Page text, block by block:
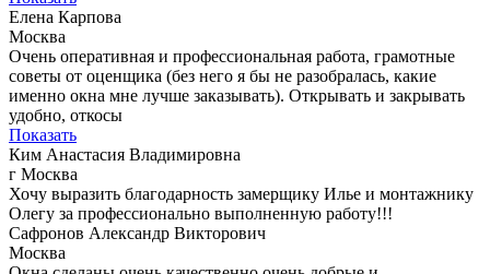
Елена Карпова
Москва
Очень оперативная и профессиональная работа, грамотные
советы от оценщика (без него я бы не разобралась, какие
именно окна мне лучше заказывать). Открывать и закрывать
удобно, откосы
Показать
Ким Анастасия Владимировна
г Москва
Хочу выразить благодарность замерщику Илье и монтажнику
Олегу за профессионально выполненную работу!!!
Сафронов Александр Викторович
Москва